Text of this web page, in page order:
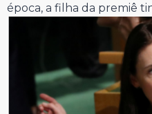
época, a filha da premiê